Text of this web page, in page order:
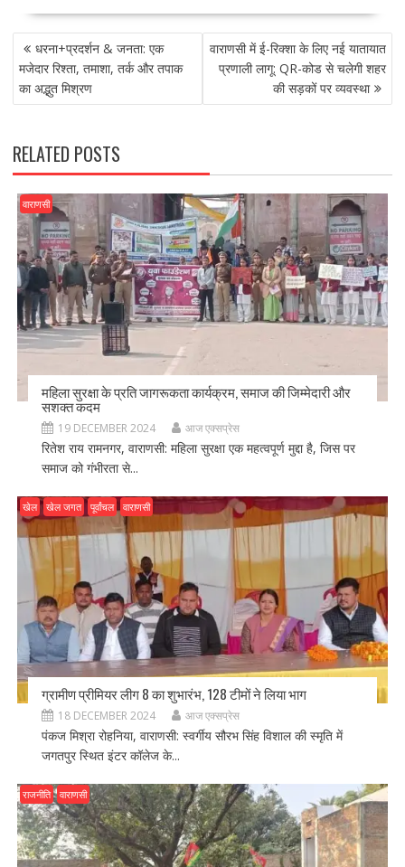
e
b
o
o
k
to
d
o
n
ai
l
ar
POST
NAVIGATION
धरना+प्रदर्शन & जनता: एक
मजेदार रिश्ता, तमाशा, तर्क और तपाक
का अद्भुत मिश्रण
वाराणसी में ई-रिक्शा के लिए नई यातायात
प्रणाली लागू: QR-कोड से चलेगी शहर
की सड़कों पर व्यवस्था
RELATED POSTS
वाराणसी
महिला सुरक्षा के प्रति जागरूकता कार्यक्रम, समाज की जिम्मेदारी और
सशक्त कदम
19 DECEMBER 2024 आज एक्सप्रेस
रितेश राय रामनगर, वाराणसी: महिला सुरक्षा एक महत्वपूर्ण मुद्दा है, जिस पर
समाज को गंभीरता से...
खेल खेल जगत पूर्वांचल वाराणसी
ग्रामीण प्रीमियर लीग 8 का शुभारंभ, 128 टीमों ने लिया भाग
18 DECEMBER 2024 आज एक्सप्रेस
पंकज मिश्रा रोहनिया, वाराणसी: स्वर्गीय सौरभ सिंह विशाल की स्मृति में
जगतपुर स्थित इंटर कॉलेज के...
राजनीति वाराणसी